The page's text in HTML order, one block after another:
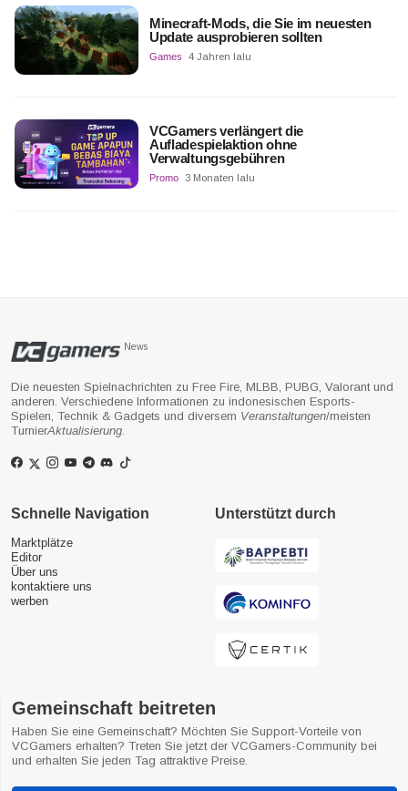
Minecraft-Mods, die Sie im neuesten
Update ausprobieren sollten
Games 4 Jahren lalu
VCGamers verlängert die
Aufladespielaktion ohne
Verwaltungsgebühren
Promo 3 Monaten lalu
News
Die neuesten Spielnachrichten zu Free Fire, MLBB, PUBG, Valorant und
anderen. Verschiedene Informationen zu indonesischen Esports-
Spielen, Technik & Gadgets und diversem Veranstaltungen/meisten
TurnierAktualisierung
Schnelle Navigation
Marktplätze
Editor
Über uns
kontaktiere uns
werben
Unterstützt durch
Gemeinschaft beitreten
Haben Sie eine Gemeinschaft? Möchten Sie Support-Vorteile von
VCGamers erhalten? Treten Sie jetzt der VCGamers-Community bei
und erhalten Sie jeden Tag attraktive Preise.